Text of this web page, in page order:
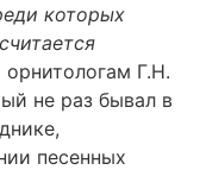
которых
Г.Н.
не раз бывал в
песенных